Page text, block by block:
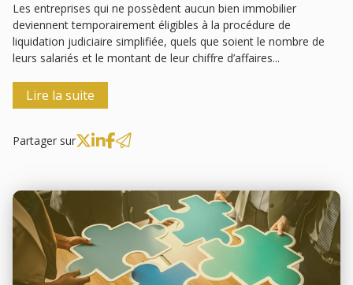
Les entreprises qui ne possèdent aucun bien immobilier
deviennent temporairement éligibles à la procédure de
liquidation judiciaire simplifiée, quels que soient le nombre de
leurs salariés et le montant de leur chiffre d’affaires...
Lire la suite
Partager sur